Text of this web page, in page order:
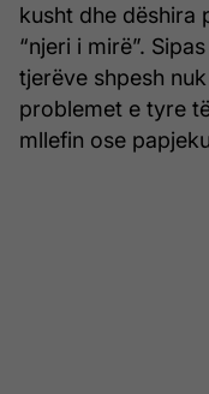
kusht dhe dëshira
“njeri i mirë”.
tjerëve shpesh
problemet e tyre
mllefin ose